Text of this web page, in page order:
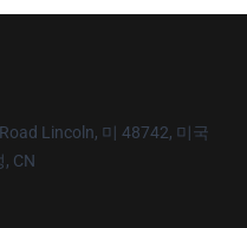
Lincoln, 미 48742, 미국
CN